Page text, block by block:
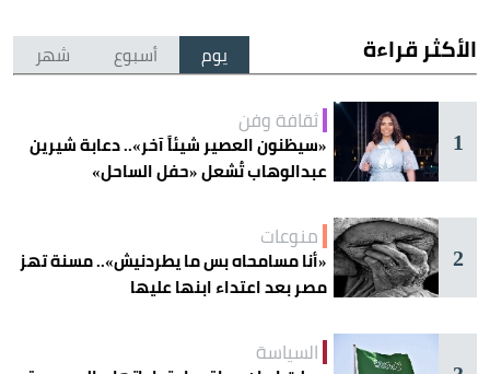
الأكثر قراءة يوم أسبوع شهر
1
ثقافة وفن
«سيظنون العصير شيئاً آخر».. دعابة شيرين
عبدالوهاب تُشعل «حفل الساحل»
2
منوعات
«أنا مسامحاه بس ما يطردنيش».. مسنة تهز
مصر بعد اعتداء ابنها عليها
السياسة